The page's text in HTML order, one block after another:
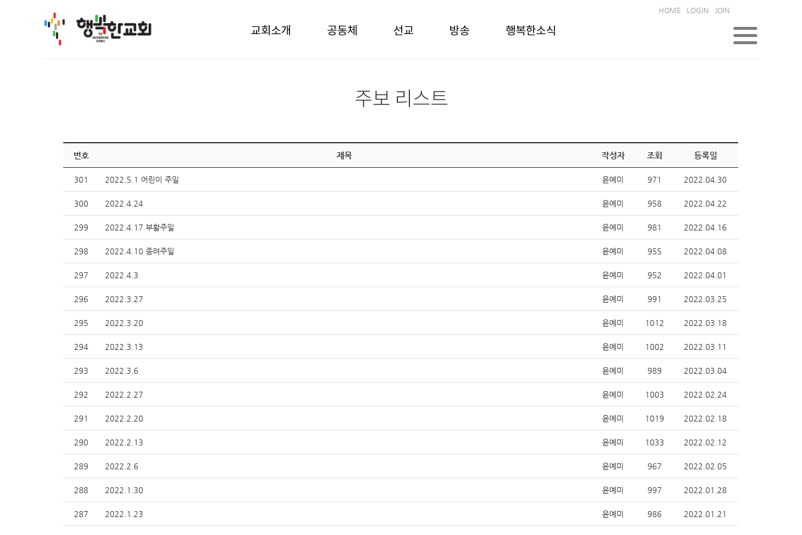
HOME LOGIN JOIN
교회소개 공동체 선교 방송 행복한소식
주보 리스트
번호 제목 작성자 조회 등록일
301 2022.5.1 어린이 주일 윤예미 971 2022.04.30
300 2022.4.24 윤예미 958 2022.04.22
299 2022.4.17 부활주일 윤예미 981 2022.04.16
298 2022.4.10 종려주일 윤예미 955 2022.04.08
297 2022.4.3 윤예미 952 2022.04.01
296 2022.3.27 윤예미 991 2022.03.25
295 2022.3.20 윤예미 1012 2022.03.18
294 2022.3.13 윤예미 1002 2022.03.11
293 2022.3.6 윤예미 989 2022.03.04
292 2022.2.27 윤예미 1003 2022.02.24
291 2022.2.20 윤예미 1019 2022.02.18
290 2022.2.13 윤예미 1033 2022.02.12
289 2022.2.6 윤예미 967 2022.02.05
288 2022.1.30 윤예미 997 2022.01.28
287 2022.1.23 윤예미 986 2022.01.21